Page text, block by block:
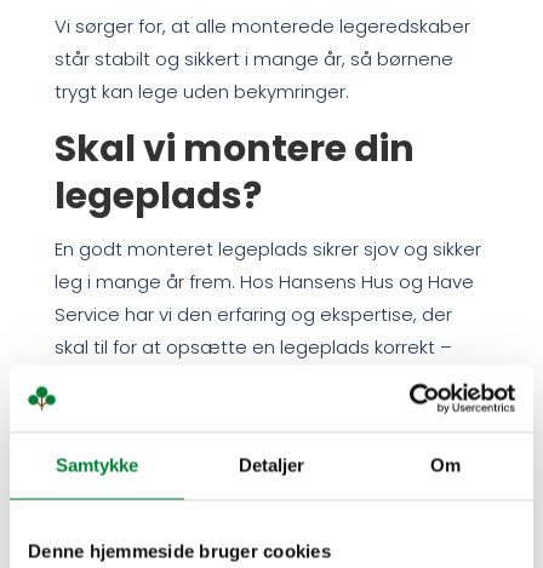
Samtykke Detaljer Om
Denne hjemmeside bruger cookies
Vi sørger for, at alle monterede legeredskaber
står stabilt og sikkert i mange år, så børnene
trygt kan lege uden bekymringer.
Skal vi montere din
legeplads?
En godt monteret legeplads sikrer sjov og sikker
leg i mange år frem. Hos Hansens Hus og Have
Service har vi den erfaring og ekspertise, der
skal til for at opsætte en legeplads korrekt –
legeplads, der giver børnene en tryg og
spændende legeoplevelse!